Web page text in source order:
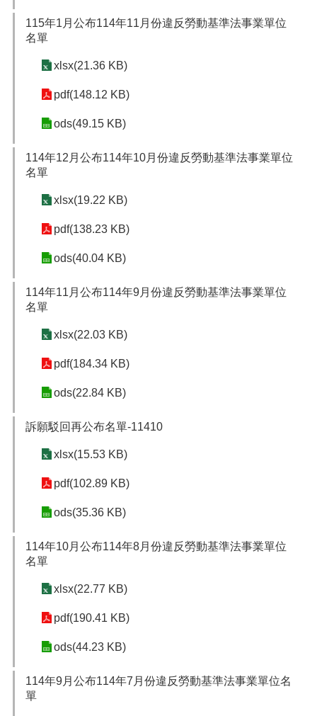
115年1月公布114年11月份違反勞動基準法事業單位
名單
xlsx(21.36 KB)
pdf(148.12 KB)
ods(49.15 KB)
114年12月公布114年10月份違反勞動基準法事業單位
名單
xlsx(19.22 KB)
pdf(138.23 KB)
ods(40.04 KB)
114年11月公布114年9月份違反勞動基準法事業單位
名單
xlsx(22.03 KB)
pdf(184.34 KB)
ods(22.84 KB)
訴願駁回再公布名單-11410
xlsx(15.53 KB)
pdf(102.89 KB)
ods(35.36 KB)
114年10月公布114年8月份違反勞動基準法事業單位
名單
xlsx(22.77 KB)
pdf(190.41 KB)
ods(44.23 KB)
114年9月公布114年7月份違反勞動基準法事業單位名
單